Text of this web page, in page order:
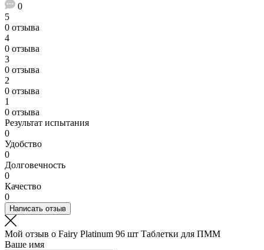
0
5
0 отзыва
4
0 отзыва
3
0 отзыва
2
0 отзыва
1
0 отзыва
Результат испытания
0
Удобство
0
Долговечность
0
Качество
0
Написать отзыв
Мой отзыв о Fairy Platinum 96 шт Таблетки для ПММ
Ваше имя